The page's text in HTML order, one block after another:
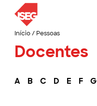
Início/ Pessoas
Docentes
A B C D E F G